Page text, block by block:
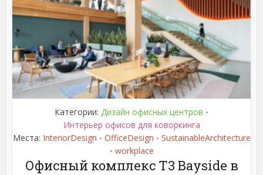
Категории: Дизайн офисных центров •
Интерьер офисов для коворкинга
Места: InteriorDesign • OfficeDesign • SustainableArchitecture
• workplace
Офисный комплекс T3 Bayside в